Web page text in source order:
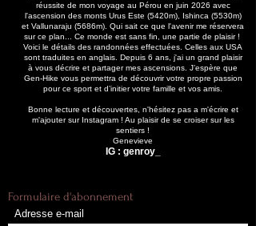
réussite de mon voyage au Pérou en juin 2026 avec
l'ascension des monts Urus Este (5420m), Ishinca (5530m)
et Vallunaraju (5686m). Qui sait ce que l'avenir me réservera
sur ce plan... Ce monde est sans fin, une partie de plaisir !
Voici le détails des randonnées effectuées. Celles aux USA
sont traduites en anglais. Depuis 6 ans, j'ai un grand plaisir
à vous décrire et partager mes ascensions. J’espère que
Gen-Hike vous permettra de découvrir votre propre passion
pour ce sport et d’initier votre famille et vos amis.
Bonne lecture et découvertes, n'hésitez pas a m'écrire et
m'ajouter sur Instagram ! Au plaisir de se croiser sur les
sentiers !
Genevieve
IG : genroy_
Formulaire d'abonnement